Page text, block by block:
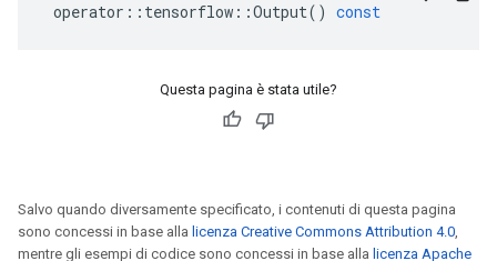
operator :: tensorflow ::Output() const
Questa pagina è stata utile?
Salvo quando diversamente specificato, i contenuti di questa pagina
sono concessi in base alla licenza Creative Commons Attribution 4.0,
mentre gli esempi di codice sono concessi in base alla licenza Apache